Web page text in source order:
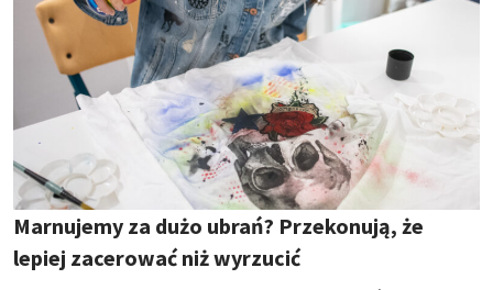
Marnujemy za dużo ubrań? Przekonują, że
lepiej zacerować niż wyrzucić